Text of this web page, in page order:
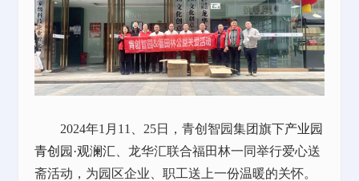
2024年1月11、25日，青创智园集团旗下产业园
青创园·观澜汇 、龙华汇联合福田林一同举行爱心送
斋活动，为园区企业、职工送上一份温暖的关怀。